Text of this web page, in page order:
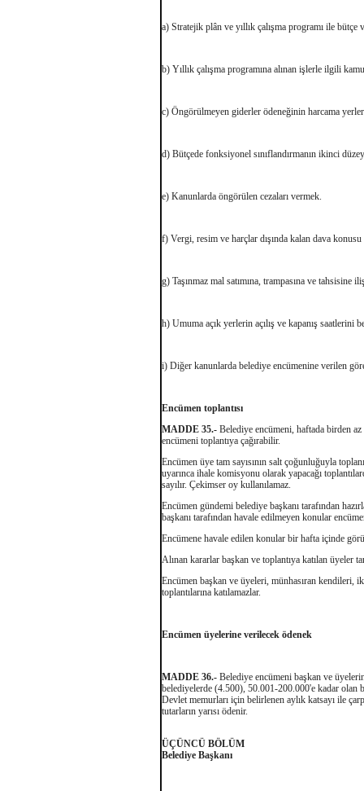
a) Stratejik plân ve yıllık çalışma programı ile
b) Yıllık çalışma programına alınan işlerle ilgili
c) Öngörülmeyen giderler ödeneğinin harcama
d) Bütçede fonksiyonel sınıflandırmanın ikinci
e) Kanunlarda öngörülen cezaları vermek.
f) Vergi, resim ve harçlar dışında kalan dava
g) Taşınmaz mal satımına, trampasına ve
h) Umuma açık yerlerin açılış ve kapanış saatlerini
i) Diğer kanunlarda belediye encümenine verilen
Encümen toplantısı
MADDE 35.- Belediye encümeni, haftada birden
encümeni toplantıya çağırabilir.
Encümen üye tam sayısının salt çoğunluğuyla
uyarınca ihale komisyonu olarak yapacağı
sayılır. Çekimser oy kullanılamaz.
Encümen gündemi belediye başkanı tarafından
başkanı tarafından havale edilmeyen konular
Encümene havale edilen konular bir hafta içinde
Alınan kararlar başkan ve toplantıya katılan üyeler
Encümen başkan ve üyeleri, münhasıran kendileri,
toplantılarına katılamazlar.
Encümen üyelerine verilecek ödenek
MADDE 36.- Belediye encümeni başkan ve
belediyelerde (4.500), 50.001-200.000'e kadar olan
Devlet memurları için belirlenen aylık katsayı ile
tutarların yarısı ödenir.
ÜÇÜNCÜ BÖLÜM
Belediye Başkanı